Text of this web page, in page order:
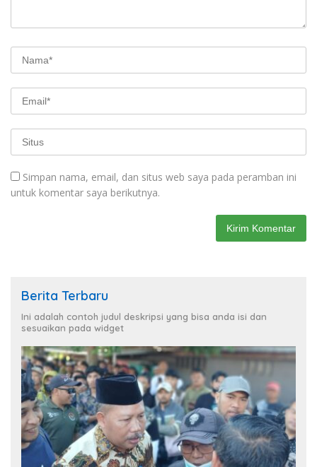
Simpan nama, email, dan situs web saya pada peramban ini
untuk komentar saya berikutnya.
Berita Terbaru
Ini adalah contoh judul deskripsi yang bisa anda isi dan
sesuaikan pada widget